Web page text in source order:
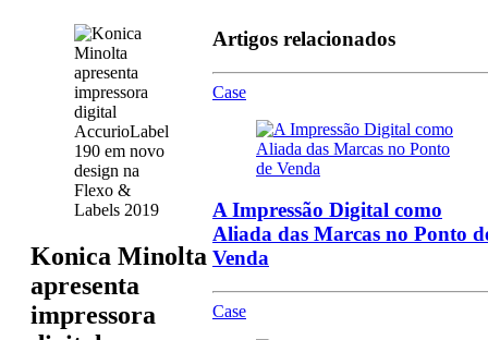
Konica Minolta
apresenta
impressora
Artigos relacionados
Case
A Impressão Digital como
Aliada das Marcas no Ponto
Venda
Case